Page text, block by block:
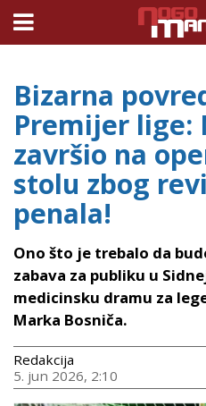
Bizarna
Premijer lige:
završio na
stolu zbog
penala!
Ono što je trebalo da
zabava za publiku u
medicinsku dramu za
Marka Bosniča.
Redakcija
5. jun 2026, 2:10